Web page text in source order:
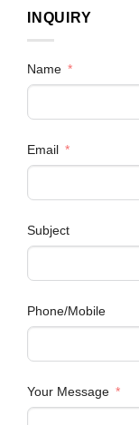
INQUIRY
Name
Email
Subject
Phone/Mobile
Your Message